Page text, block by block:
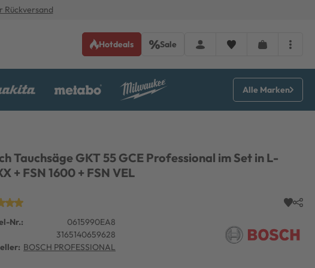
Rückversand
Hotdeals Sale
Alle Marken
Tauchsäge GKT 55 GCE Professional im Set in L-
+ FSN 1600 + FSN VEL
Nr.:
0615990EA8
3165140659628
BOSCH PROFESSIONAL